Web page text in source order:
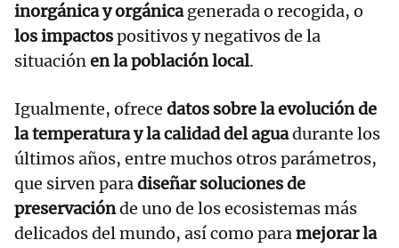
inorgánica y orgánicagenerada o recogida, o
los impactospositivos y negativos de la
situaciónen la población local.
Igualmente, ofrece datos sobre la evolución de
la temperatura y la calidad del aguadurante los
últimos años, entre muchos otros parámetros,
que sirven paradiseñar soluciones de
preservaciónde uno de los ecosistemas más
delicados del mundo, así como paramejorar la